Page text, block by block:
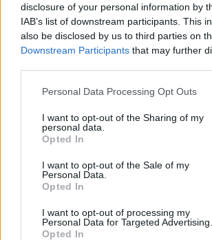
disclosure of your personal information by
IAB’s list of downstream participants. This
also be disclosed by us to third parties on
Downstream Participants that may further
Personal Data Processing Opt Outs
I want to opt-out of the Sharing of my
personal data.
Opted In
I want to opt-out of the Sale of my
Personal Data.
Opted In
I want to opt-out of processing my
Personal Data for Targeted Advertising.
Opted In